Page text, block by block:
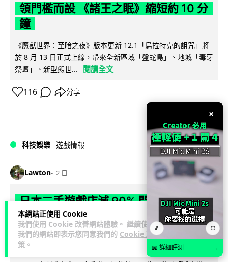
本網站正使用 Cookie
我們使用 Cookie 改善網站體驗。 繼續使用
我們的網站即表示您同意我們的 Cookie 政
策 。
領門檻而設 《諸王之眠》縮短約 10 分
鐘
《魔獸世界：至暗之夜》版本更新 12.1「烏拉特克的詛咒」將
於 8 月 13 日正式上線，帶來全新區域「盤蛇島」、地城「毒牙
祭壇」、新型態世...
閱讀全文
116 分享
科技娛樂 遊戲情報
Lawton 2 日
日本二手遊戲店減 90% 門市 業績反增
四成 "懷舊"在 Z 世代變成最潮「新鮮
感」
日本零售巨頭 GEO 將懷舊遊戲銷售門市從 1,000 間大幅減至
×
🎵 ⛶
📖 詳細評測 →